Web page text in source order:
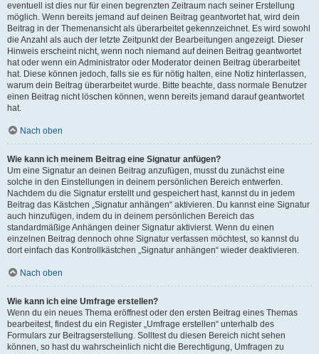
eventuell ist dies nur für einen begrenzten Zeitraum nach seiner Erstellung
möglich. Wenn bereits jemand auf deinen Beitrag geantwortet hat, wird dein
Beitrag in der Themenansicht als überarbeitet gekennzeichnet. Es wird sowohl
die Anzahl als auch der letzte Zeitpunkt der Bearbeitungen angezeigt. Dieser
Hinweis erscheint nicht, wenn noch niemand auf deinen Beitrag geantwortet
hat oder wenn ein Administrator oder Moderator deinen Beitrag überarbeitet
hat. Diese können jedoch, falls sie es für nötig halten, eine Notiz hinterlassen,
warum dein Beitrag überarbeitet wurde. Bitte beachte, dass normale Benutzer
einen Beitrag nicht löschen können, wenn bereits jemand darauf geantwortet
hat.
Nach oben
Wie kann ich meinem Beitrag eine Signatur anfügen?
Um eine Signatur an deinen Beitrag anzufügen, musst du zunächst eine
solche in den Einstellungen in deinem persönlichen Bereich entwerfen.
Nachdem du die Signatur erstellt und gespeichert hast, kannst du in jedem
Beitrag das Kästchen „Signatur anhängen“ aktivieren. Du kannst eine Signatur
auch hinzufügen, indem du in deinem persönlichen Bereich das
standardmäßige Anhängen deiner Signatur aktivierst. Wenn du einen
einzelnen Beitrag dennoch ohne Signatur verfassen möchtest, so kannst du
dort einfach das Kontrollkästchen „Signatur anhängen“ wieder deaktivieren.
Nach oben
Wie kann ich eine Umfrage erstellen?
Wenn du ein neues Thema eröffnest oder den ersten Beitrag eines Themas
bearbeitest, findest du ein Register „Umfrage erstellen“ unterhalb des
Formulars zur Beitragserstellung. Solltest du diesen Bereich nicht sehen
können, so hast du wahrscheinlich nicht die Berechtigung, Umfragen zu